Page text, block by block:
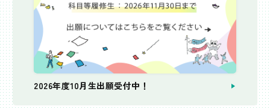
2026年度10月生出願受付中！